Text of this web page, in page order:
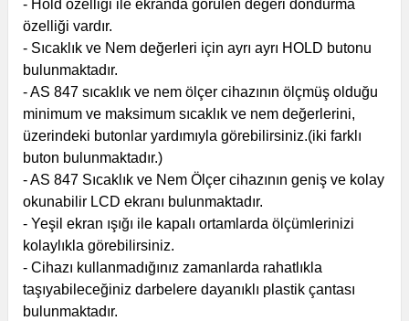
- Hold özelliği ile ekranda görülen değeri dondurma
özelliği vardır.
- Sıcaklık ve Nem değerleri için ayrı ayrı HOLD butonu
bulunmaktadır.
- AS 847 sıcaklık ve nem ölçer cihazının ölçmüş olduğu
minimum ve maksimum sıcaklık ve nem değerlerini,
üzerindeki butonlar yardımıyla görebilirsiniz.(iki farklı
buton bulunmaktadır.)
- AS 847 Sıcaklık ve Nem Ölçer cihazının geniş ve kolay
okunabilir LCD ekranı bulunmaktadır.
- Yeşil ekran ışığı ile kapalı ortamlarda ölçümlerinizi
kolaylıkla görebilirsiniz.
- Cihazı kullanmadığınız zamanlarda rahatlıkla
taşıyabileceğiniz darbelere dayanıklı plastik çantası
bulunmaktadır.